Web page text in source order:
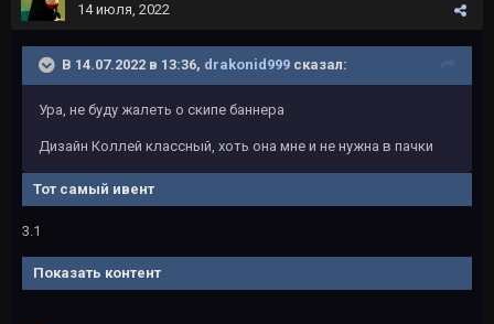
14 июля, 2022
В 14.07.2022 в 13:36, drakonid999 сказал:
Ура, не буду жалеть о скипе баннера
Дизайн Коллей классный, хоть она мне и не нужна в пачки
Тот самый ивент
3.1
Показать контент